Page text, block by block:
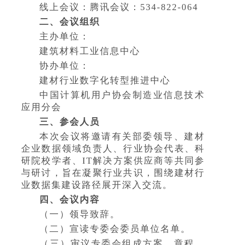
线上会议：腾讯会议：534-822-064
二、会议组织
主办单位：
建筑材料工业信息中心
协办单位：
建材行业数字化转型推进中心
中国计算机用户协会制造业信息技术
应用分会
三、参会人员
本次会议将邀请有关部委领导、建材
企业数据领域负责人、行业协会代表、科
研院校学者、IT解决方案供应商等共同参
与研讨，旨在凝聚行业共识，围绕建材行
业数据集建设路径展开深入交流。
四、会议内容
（一）领导致辞。
（二）宣读专委会委员单位名单。